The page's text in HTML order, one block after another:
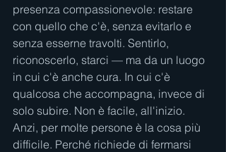
presenza compassionevole: restare
con quello che c'è, senza evitarlo e
senza esserne travolti. Sentirlo,
riconoscerlo, starci — ma da un luogo
in cui c'è anche cura. In cui c'è
qualcosa che accompagna, invece di
solo subire. Non è facile, all'inizio.
Anzi, per molte persone è la cosa più
difficile. Perché richiede di fermarsi